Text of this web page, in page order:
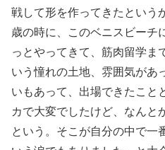
戦して形を作ってきたという
歳の時に、このベニスビーチ
っとやってきて、筋肉留学ま
いう憧れの土地、雰囲気があ
いもあって、出場できたこと
カで大変でしたけど、なんと
という。そこが自分の中で一